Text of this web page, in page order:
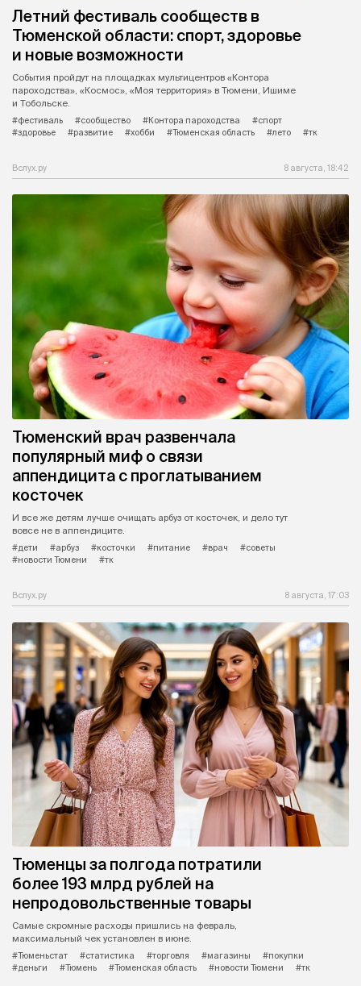
Летний фестиваль сообществ в
Тюменской области: спорт, здоровье
и новые возможности
События пройдут на площадках мультицентров «Контора
пароходства», «Космос», «Моя территория» в Тюмени, Ишиме
и Тобольске.
#фестиваль
#сообщество #Контора пароходства
#спорт
#здоровье
#развитие #хобби #Тюменская область #лето #тк
Вслух.ру 8 августа, 18:42
Тюменский врач развенчала
популярный миф о связи
аппендицита с проглатыванием
косточек
И все же детям лучше очищать арбуз от косточек, и дело тут
вовсе не в аппендиците.
#дети
#арбуз #косточки #питание #врач
#советы
#новости Тюмени
#тк
Вслух.ру 8 августа, 17:03
Тюменцы за полгода потратили
более 193 млрд рублей на
непродовольственные товары
Самые скромные расходы пришлись на февраль,
максимальный чек установлен в июне.
#Тюменьстат
#статистика #торговля #магазины
#покупки
#деньги
#Тюмень #Тюменская область #новости Тюмени #тк